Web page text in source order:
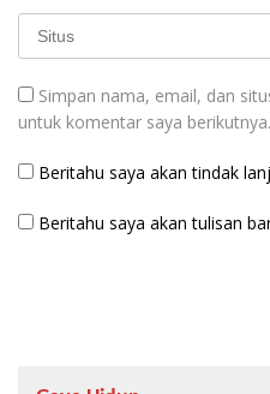
Simpan nama, email, dan
untuk komentar saya berikutnya.
Beritahu saya akan tindak
Beritahu saya akan tulisan